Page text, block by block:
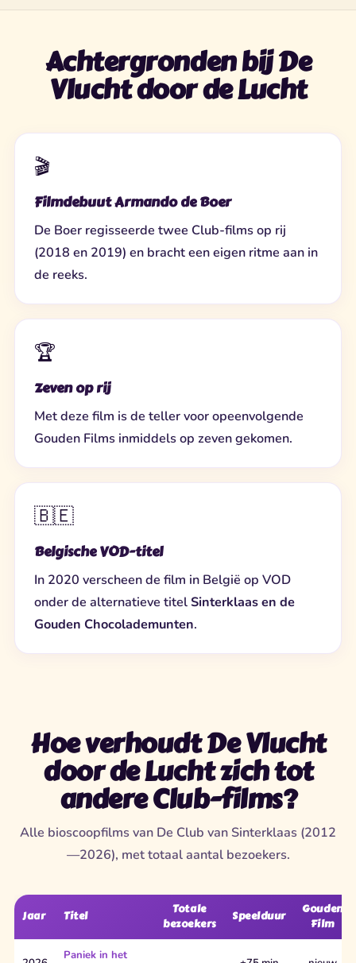
Achtergronden bij De
Vlucht door de Lucht
🎬
Filmdebuut Armando de Boer
De Boer regisseerde twee Club-films op rij
(2018 en 2019) en bracht een eigen ritme aan in
de reeks.
🏆
Zeven op rij
Met deze film is de teller voor opeenvolgende
Gouden Films inmiddels op zeven gekomen.
🇧🇪
Belgische VOD-titel
In 2020 verscheen de film in België op VOD
onder de alternatieve titelSinterklaas en de
Gouden Chocolademunten.
Hoe verhoudt De Vlucht
door de Lucht zich tot
andere Club-films?
Alle bioscoopfilms van De Club van Sinterklaas (2012
—2026), met totaal aantal bezoekers.
Jaar Titel
Totale
bezoekers
Speelduur
Gouden
Film
Paniek in het